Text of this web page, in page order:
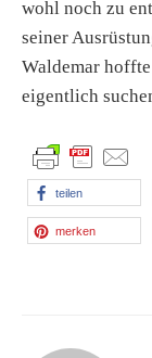
wohl noch zu
seiner
Waldemar
eigentlich
teilen
merken